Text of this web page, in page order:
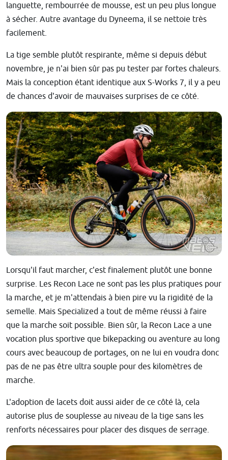
languette, rembourrée de mousse, est un peu plus longue
à sécher. Autre avantage du Dyneema, il se nettoie très
facilement.
La tige semble plutôt respirante, même si depuis début
novembre, je n'ai bien sûr pas pu tester par fortes chaleurs.
Mais la conception étant identique aux S-Works 7, il y a peu
de chances d'avoir de mauvaises surprises de ce côté.
Lorsqu'il faut marcher, c'est finalement plutôt une bonne
surprise. Les Recon Lace ne sont pas les plus pratiques pour
la marche, et je m'attendais à bien pire vu la rigidité de la
semelle. Mais Specialized a tout de même réussi à faire
que la marche soit possible. Bien sûr, la Recon Lace a une
vocation plus sportive que bikepacking ou aventure au long
cours avec beaucoup de portages, on ne lui en voudra donc
pas de ne pas être ultra souple pour des kilomètres de
marche.
L'adoption de lacets doit aussi aider de ce côté là, cela
autorise plus de souplesse au niveau de la tige sans les
renforts nécessaires pour placer des disques de serrage.